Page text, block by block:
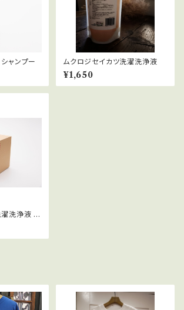
ャンプー ムクロジセイカツ洗濯洗浄液
¥1,650
洗浄液 【